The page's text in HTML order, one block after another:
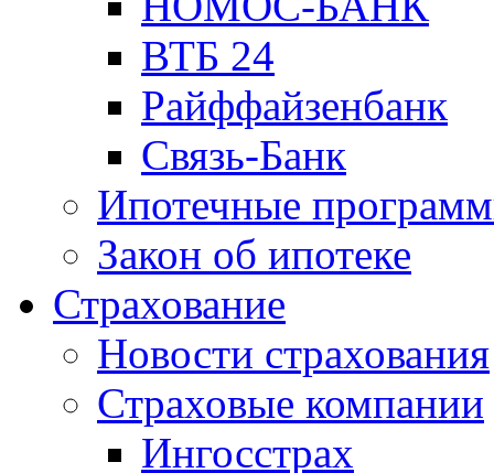
ВТБ 24
Райффайзенбанк
Связь-Банк
Ипотечные
Закон об ипотеке
Страхование
Новости страхования
Страховые компании
Ингосстрах